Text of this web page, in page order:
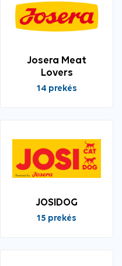
Josera Meat
Lovers
14 prekės
JOSIDOG
15 prekės